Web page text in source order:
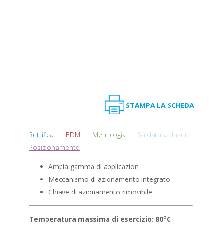
STAMPA LA SCHEDA
Rettifica EDM Metrologia
Saldatura laser
Posizionamento
Ampia gamma di applicazioni
Meccanismo di azionamento integrato
Chiave di azionamento rimovibile
Temperatura massima di esercizio: 80°C